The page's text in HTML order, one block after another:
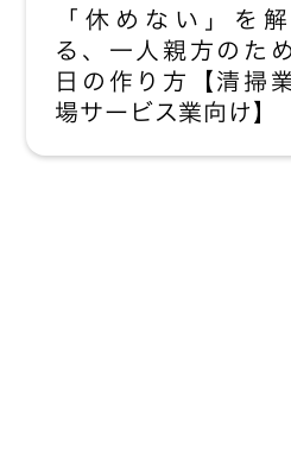
「休めない」を
る、一人親方のた
日の作り方【清掃
場サービス業向け】